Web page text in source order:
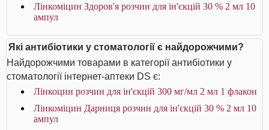
Лінкоміцин Здоров'я розчин для ін'єкцій 30 % 2 мл 10
ампул
Які антибіотики у стоматології є найдорожчими?
Найдорожчими товарами в категорії антибіотики у
стоматології інтернет-аптеки DS є:
Лінкоцин розчин для ін'єкцій 300 мг/мл 2 мл 1 флакон
Лінкоміцин Дарниця розчин для ін'єкцій 30 % 2 мл 10
ампул